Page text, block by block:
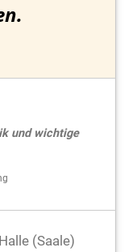
und wichtige
(Saale)